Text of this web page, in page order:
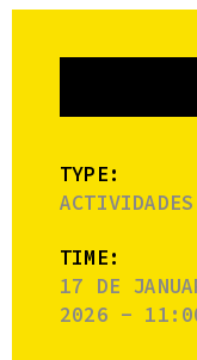
TYPE:
TIME:
17 DE
2026 -